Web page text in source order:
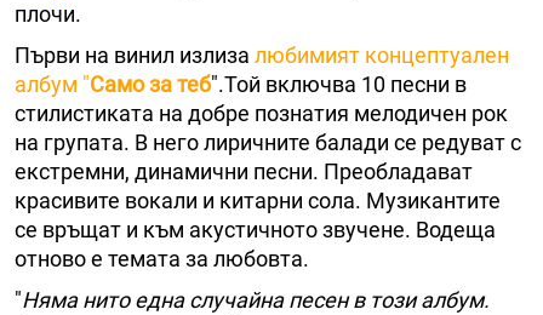
плочи.
Първи на винил излиза любимият концептуален
албум "Само за теб".Той включва 10 песни в
стилистиката на добре познатия мелодичен рок
на групата. В него лиричните балади се редуват с
екстремни, динамични песни. Преобладават
красивите вокали и китарни сола. Музикантите
се връщат и към акустичното звучене. Водеща
отново е темата за любовта.
"Няма нито една случайна песен в този албум.